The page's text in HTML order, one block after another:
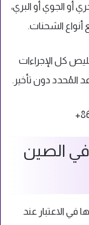
أو الجوي أو البري،
أنواع الشحنات.
كل الإجراءات
المُحدد دون تأخير.
الصين
في الاعتبار عند